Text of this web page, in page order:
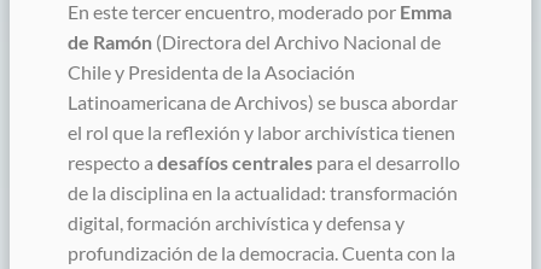
En este tercer encuentro, moderado por Emma
de Ramón (Directora del Archivo Nacional de
Chile y Presidenta de la Asociación
Latinoamericana de Archivos) se busca abordar
el rol que la reflexión y labor archivística tienen
respecto a desafíos centrales para el desarrollo
de la disciplina en la actualidad: transformación
digital, formación archivística y defensa y
profundización de la democracia. Cuenta con la